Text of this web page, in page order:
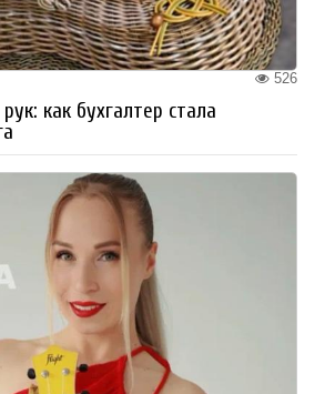
526
как бухгалтер стала